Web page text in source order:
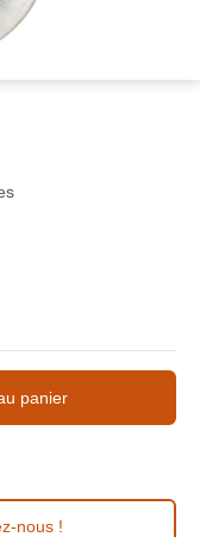
panier
nous !